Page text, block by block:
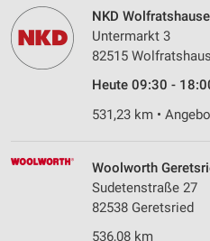
NKD
Untermarkt 3
82515
Heute 09:30 -
531,23 km •
Woolworth
Sudetenstraße 27
82538 Geretsried
536,08 km